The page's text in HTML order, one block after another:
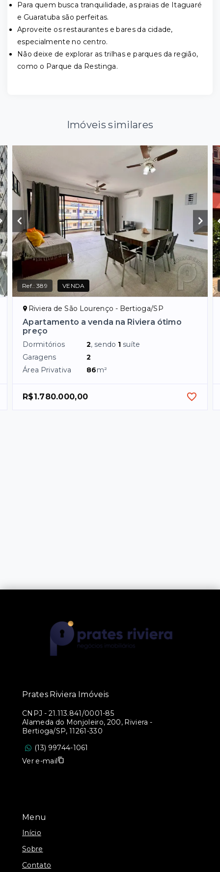
Para quem busca tranquilidade, as praias de Itaguaré
e Guaratuba são perfeitas.
Aproveite os restaurantes e bares da cidade,
especialmente no centro.
Não deixe de explorar as trilhas e parques da região,
como o Parque da Restinga.
Imóveis similares
Ref.:389 VENDA
Riviera de São Lourenço - Bertioga/SP
Apartamento a venda na Riviera ótimo
preço
Dormitórios 2, sendo 1 suíte
Garagens
2
Área Privativa
86m²
R$1.780.000,00
Menu
Início
Sobre
Contato
Prates Riviera Imóveis
CNPJ - 21.113.841/0001-85
Alameda do Monjoleiro, 200, Riviera -
Bertioga/SP, 11261-330
(13) 99744-1061
Ver e-mail